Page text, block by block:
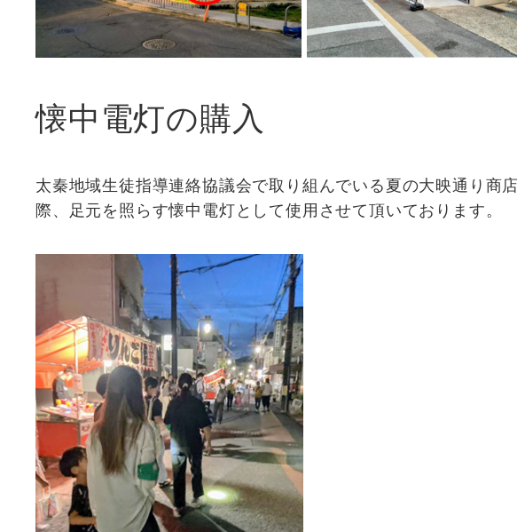
懐中電灯の購入
太秦地域生徒指導連絡協議会で取り組んでいる夏の大映通り
際、足元を照らす懐中電灯として使用させて頂いております。